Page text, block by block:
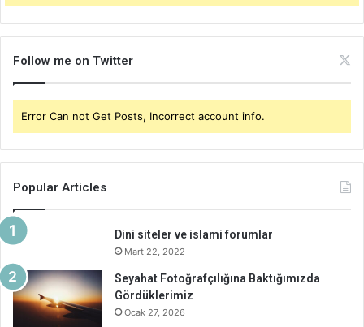
Follow me on Twitter
Error Can not Get Posts, Incorrect account info.
Popular Articles
Dini siteler ve islami forumlar
Mart 22, 2022
Seyahat Fotoğrafçılığına Baktığımızda
Gördüklerimiz
Ocak 27, 2026